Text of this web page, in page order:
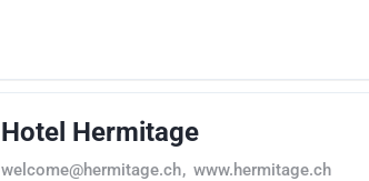
Hotel Hermitage
welcome@hermitage.ch, www.hermitage.ch